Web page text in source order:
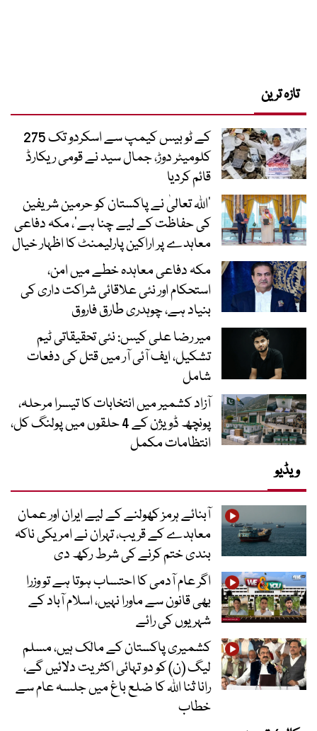
تازہ ترین
کے ٹو بیس کیمپ سے اسکردو تک 275
کلومیٹر دوڑ، جمال سید نے قومی ریکارڈ
قائم کردیا
’اللہ تعالیٰ نے پاکستان کو حرمین شریفین
کی حفاظت کے لیے چنا ہے‘، مکہ دفاعی
معاہدے پر اراکین پارلیمنٹ کا اظہار خیال
مکہ دفاعی معاہدہ خطے میں امن،
استحکام اور نئی علاقائی شراکت داری کی
بنیاد ہے، چوہدری طارق فاروق
میر رضا علی کیس: نئی تحقیقاتی ٹیم
تشکیل، ایف آئی آر میں قتل کی دفعات
شامل
آزاد کشمیر میں انتخابات کا تیسرا مرحلہ،
پونچھ ڈویژن کے 4 حلقوں میں پولنگ کل،
انتظامات مکمل
ویڈیو
آبنائے ہرمز کھولنے کے لیے ایران اور عمان
معاہدے کے قریب، تہران نے امریکی ناکہ
بندی ختم کرنے کی شرط رکھ دی
اگر عام آدمی کا احتساب ہوتا ہے تو وزرا
بھی قانون سے ماورا نہیں، اسلام آباد کے
شہریوں کی رائے
کشمیری پاکستان کے مالک ہیں، مسلم
لیگ (ن) کو دو تہائی اکثریت دلائیں گے،
رانا ثنا اللہ کا ضلع باغ میں جلسہ عام سے
خطاب